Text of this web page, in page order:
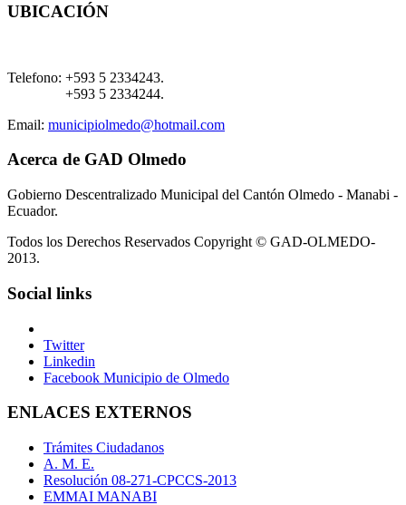
UBICACIÓN
Telefono: +593 5 2334243.
+593 5 2334244.
Email: municipiolmedo@hotmail.com
Acerca de GAD Olmedo
Gobierno Descentralizado Municipal del Cantón Olmedo - Manabi -
Ecuador.
Todos los Derechos Reservados Copyright © GAD-OLMEDO-
2013.
Social links
Twitter
Linkedin
Facebook Municipio de Olmedo
ENLACES EXTERNOS
Trámites Ciudadanos
A. M. E.
Resolución 08-271-CPCCS-2013
EMMAI MANABI